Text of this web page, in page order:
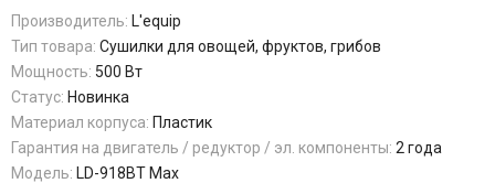
Производитель: L'equip
Тип товара: Сушилки для овощей, фруктов, грибов
Мощность: 500 Вт
Статус: Новинка
Материал корпуса: Пластик
Гарантия на двигатель / редуктор / эл. компоненты: 2 года
Модель: LD-918BT Max